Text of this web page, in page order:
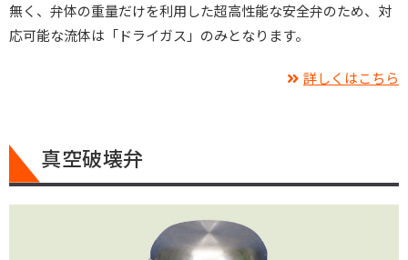
無く、弁体の重量だけを利用した超高性能な安全弁のため、対
応可能な流体は「ドライガス」のみとなります。
詳しくはこちら
真空破壊弁